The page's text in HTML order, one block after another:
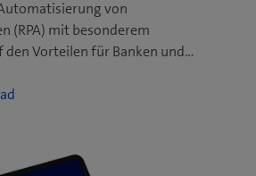
von
(RPA) mit besonderem
den Vorteilen für Banken und…